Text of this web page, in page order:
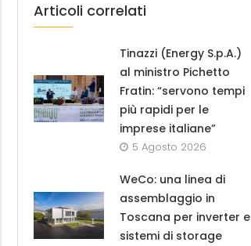
Articoli correlati
Tinazzi (Energy S.p.A.)
al ministro Pichetto
Fratin: “servono tempi
più rapidi per le
imprese italiane”
5 Agosto 2026
WeCo: una linea di
assemblaggio in
Toscana per inverter e
sistemi di storage